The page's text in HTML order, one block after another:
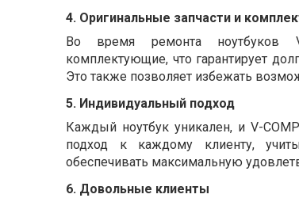
4. Оригинальные запчасти и
Во время ремонта ноутбуков
комплектующие, что гарантирует
Это также позволяет избежать
5. Индивидуальный подход
Каждый ноутбук уникален, и V-
подход к каждому клиенту,
обеспечивать максимальную
6. Довольные клиенты